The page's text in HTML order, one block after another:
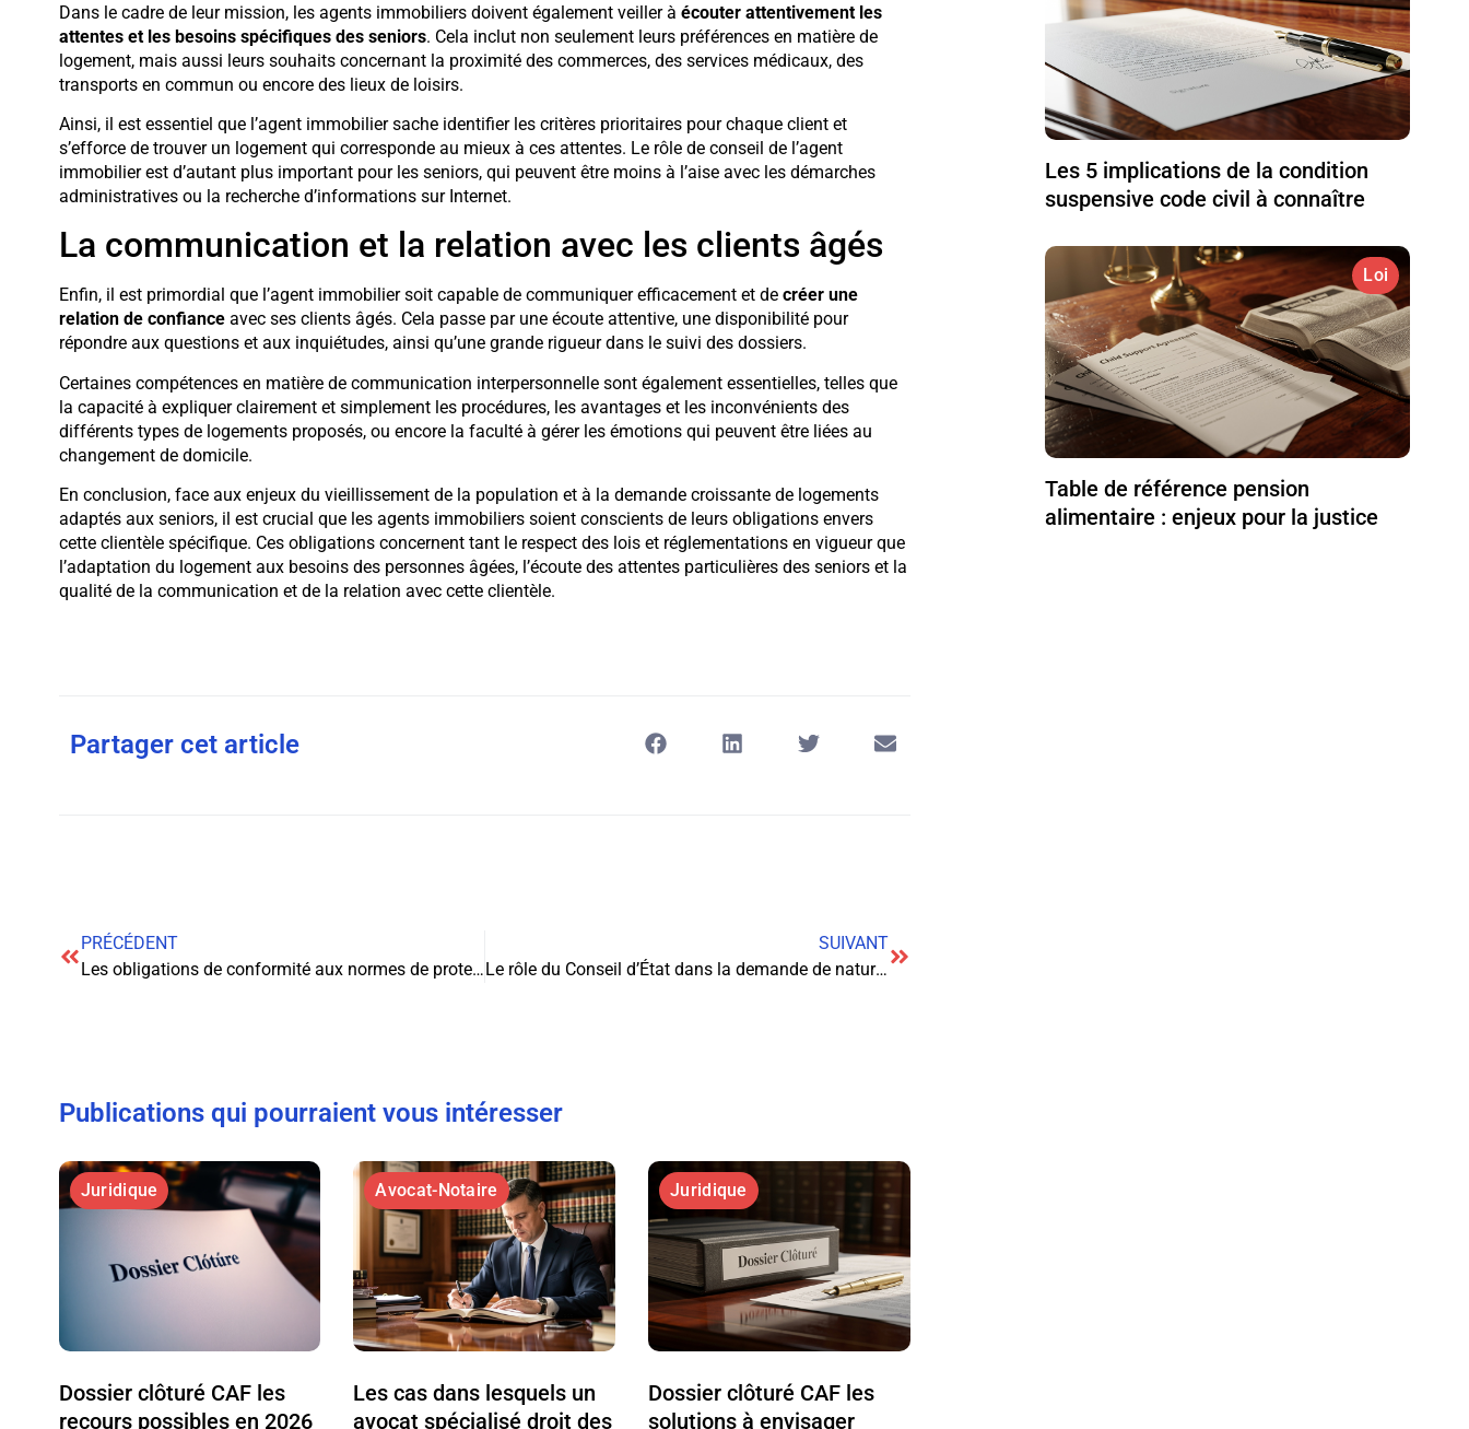
Dans le cadre de leur mission, les agents immobiliers doivent également veiller à écouter attentivement les
attentes et les besoins spécifiques des seniors. Cela inclut non seulement leurs préférences en matière de
logement, mais aussi leurs souhaits concernant la proximité des commerces, des services médicaux, des
transports en commun ou encore des lieux de loisirs.
Ainsi, il est essentiel que l’agent immobilier sache identifier les critères prioritaires pour chaque client et
s’efforce de trouver un logement qui corresponde au mieux à ces attentes. Le rôle de conseil de l’agent
immobilier est d’autant plus important pour les seniors, qui peuvent être moins à l’aise avec les démarches
administratives ou la recherche d’informations sur Internet.
La communication et la relation avec les clients âgés
Enfin, il est primordial que l’agent immobilier soit capable de communiquer efficacement et de créer une
relation de confianceavec ses clients âgés. Cela passe par une écoute attentive, une disponibilité pour
répondre aux questions et aux inquiétudes, ainsi qu’une grande rigueur dans le suivi des dossiers.
Certaines compétences en matière de communication interpersonnelle sont également essentielles, telles que
la capacité à expliquer clairement et simplement les procédures, les avantages et les inconvénients des
différents types de logements proposés, ou encore la faculté à gérer les émotions qui peuvent être liées au
changement de domicile.
En conclusion, face aux enjeux du vieillissement de la population et à la demande croissante de logements
adaptés aux seniors, il est crucial que les agents immobiliers soient conscients de leurs obligations envers
cette clientèle spécifique. Ces obligations concernent tant le respect des lois et réglementations en vigueur que
l’adaptation du logement aux besoins des personnes âgées, l’écoute des attentes particulières des seniors et la
qualité de la communication et de la relation avec cette clientèle.
Partager cet article
PRÉCÉDENT
Les obligations de conformité aux normes de protection des consommateurs en cas de vente conjointe de services de location de voiture
SUIVANT
Le rôle du Conseil d’État dans la demande de naturalisation
Publications qui pourraient vous intéresser
Juridique
Dossier clôturé CAF les
recours possibles en 2026
Avocat-Notaire
Les cas dans lesquels un
avocat spécialisé droit des
Juridique
Dossier clôturé CAF les
solutions à envisager
Les 5 implications de la condition
suspensive code civil à connaître
Loi
Table de référence pension
alimentaire : enjeux pour la justice